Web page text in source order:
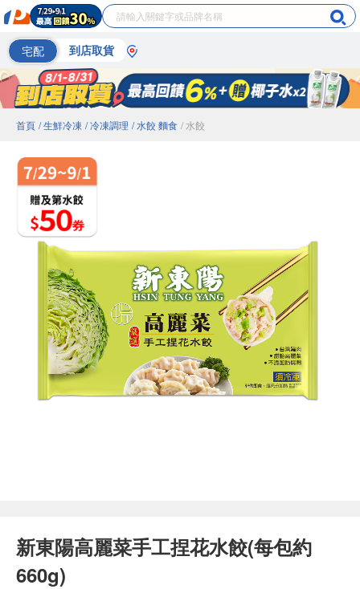
宅配 到店取貨
首頁 / 生鮮冷凍 / 冷凍調理 / 水餃 麵食 / 水餃
新東陽高麗菜手工捏花水餃(每包約
660g)